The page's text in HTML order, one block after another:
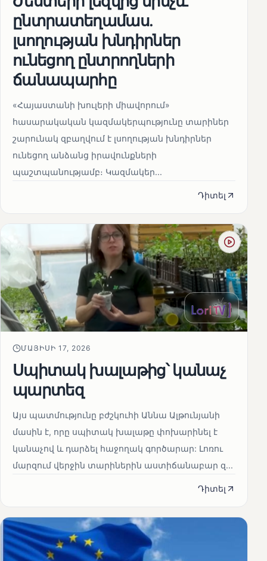
ընտրատեղամաս.
լսողության խնդիրներ
ունեցող ընտրողների
ճանապարհը
«Հայաստանի խուլերի միավորում»
հասարակական կազմակերպությունը տարիներ
շարունակ զբաղվում է լսողության խնդիրներ
ունեցող անձանց իրավունքների
պաշտպանությամբ։ Կազմակեր...
Դիտել
ՄԱՅԻՍԻ 17, 2026
Սպիտակ խալաթից՝ կանաչ
պարտեզ
Այս պատմությունը բժշկուհի Աննա Ալթունյանի
մասին է, որը սպիտակ խալաթը փոխարինել է
կանաչով և դարձել հաջողակ գործարար: Լոռու
մարզում վերջին տարիներին աստիճանաբար զ...
Դիտել